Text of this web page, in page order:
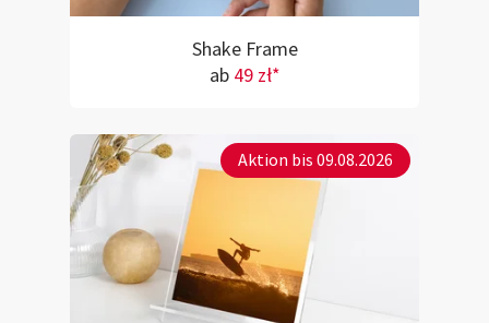
Shake Frame
ab 49 zł*
Aktion bis 09.08.2026